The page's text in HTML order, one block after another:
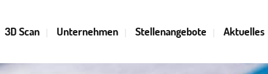
3D Scan Unternehmen Stellenangebote Aktuelles